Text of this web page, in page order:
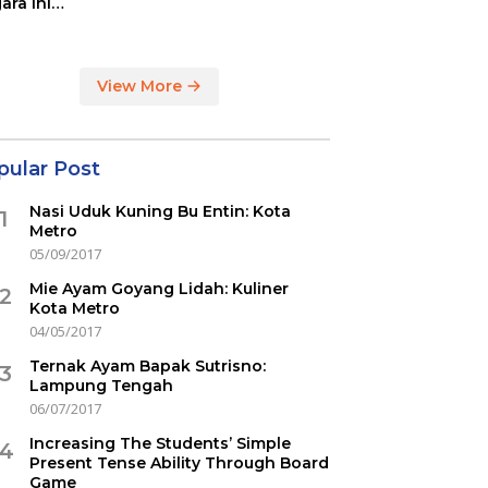
View More
Post
Nasi Uduk Kuning Bu Entin: Kota
Metro
05/09/2017
Mie Ayam Goyang Lidah: Kuliner
Kota Metro
04/05/2017
Ternak Ayam Bapak Sutrisno:
Lampung Tengah
06/07/2017
Increasing The Students’ Simple
Present Tense Ability Through Board
Game